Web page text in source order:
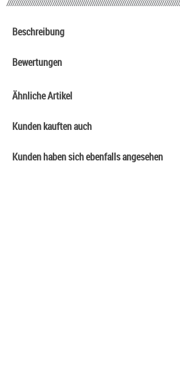
Beschreibung
Bewertungen
Ähnliche Artikel
Kunden kauften auch
Kunden haben sich ebenfalls angesehen